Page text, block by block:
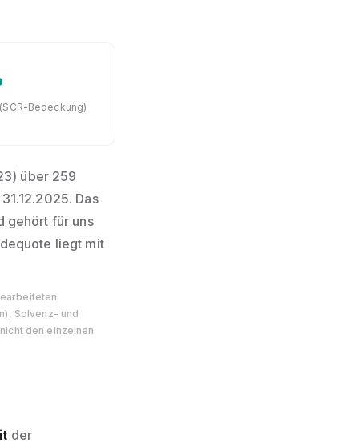
Bedeckung)
über 259
Das
gehört für uns
liegt mit
Solvenz- und
den einzelnen
der